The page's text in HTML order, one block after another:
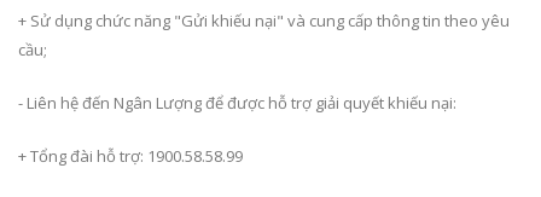
+ Sử dụng chức năng "Gửi khiếu nại" và cung cấp thông tin theo yêu
cầu;
- Liên hệ đến Ngân Lượng để được hỗ trợ giải quyết khiếu nại:
+ Tổng đài hỗ trợ: 1900.58.58.99